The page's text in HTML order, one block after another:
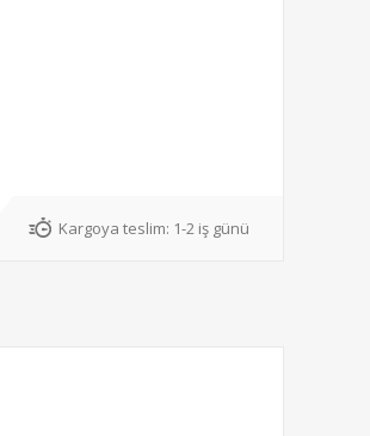
Kargoya teslim: 1-2 iş günü